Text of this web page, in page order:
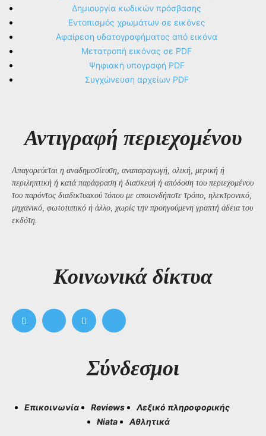
Δημιουργία κωδικών πρόσβασης
Εντοπισμός χρωμάτων σε εικόνες
Αφαίρεση υδατογραφήματος από εικόνα
Μετατροπή εικόνας σε PDF
Ψηφιακή υπογραφή PDF
Συγχώνευση αρχείων PDF
Αντιγραφή περιεχομένου
Απαγορεύεται η αναδημοσίευση, αναπαραγωγή, ολική, μερική ή
περιληπτική ή κατά παράφραση ή διασκευή ή απόδοση του περιεχομένου
του παρόντος διαδικτυακού τόπου με οποιονδήποτε τρόπο, ηλεκτρονικό,
μηχανικό, φωτοτυπικό ή άλλο, χωρίς την προηγούμενη γραπτή άδεια του
εκδότη.
Kοινωνικά δίκτυα
Σύνδεσμοι
Επικοινωνία Reviews
Λεξικό πληροφορικής
Niata
Αθλητικά